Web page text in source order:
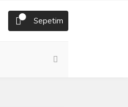
Sepetim